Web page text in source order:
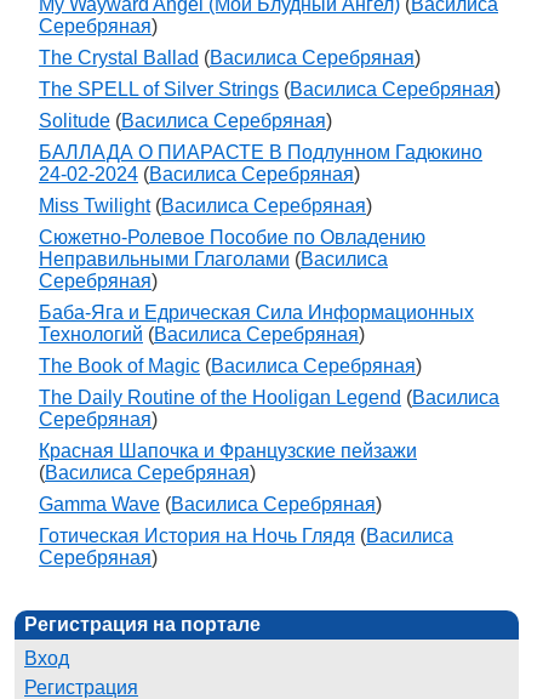
My Wayward Angel (Мой Блудный Ангел) (Василиса
Серебряная)
The Crystal Ballad (Василиса Серебряная)
The SPELL of Silver Strings (Василиса Серебряная)
Solitude (Василиса Серебряная)
БАЛЛАДА О ПИАРАСТЕ В Подлунном Гадюкино
24-02-2024 (Василиса Серебряная)
Miss Twilight(Василиса Серебряная)
Сюжетно-Ролевое Пособие по Овладению
Неправильными Глаголами (Василиса
Серебряная)
Баба-Яга и Едрическая Сила Информационных
Технологий (Василиса Серебряная)
The Book of Magic (Василиса Серебряная)
The Daily Routine of the Hooligan Legend (Василиса
Серебряная)
Красная Шапочка и Французские пейзажи
(Василиса Серебряная)
Gamma Wave (Василиса Серебряная)
Готическая История на Ночь Глядя (Василиса
Серебряная)
Регистрация на портале
Вход
Регистрация